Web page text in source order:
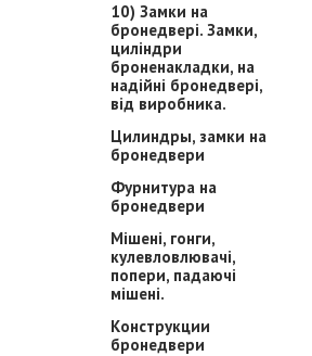
10) Замки на
бронедвері. Замки,
циліндри
броненакладки, на
надійні бронедвері,
від виробника.
Цилиндры, замки на
бронедвери
Фурнитура на
бронедвери
Мішені, гонги,
кулевловлювачі,
попери, падаючі
мішені.
Конструкции
бронедвери